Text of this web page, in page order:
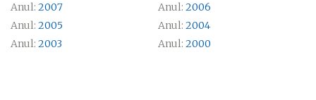
Anul: 2007 Anul: 2006
Anul: 2005 Anul: 2004
Anul: 2003 Anul: 2000